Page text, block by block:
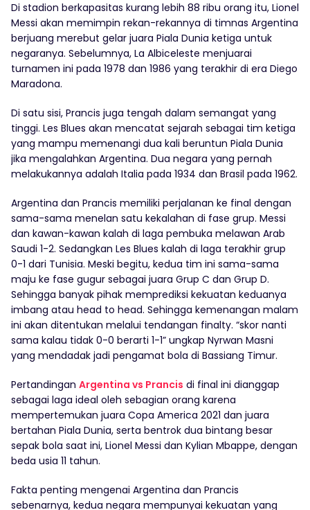
Di stadion berkapasitas kurang lebih 88 ribu orang itu, Lionel
Messi akan memimpin rekan-rekannya di timnas Argentina
berjuang merebut gelar juara Piala Dunia ketiga untuk
negaranya. Sebelumnya, La Albiceleste menjuarai
turnamen ini pada 1978 dan 1986 yang terakhir di era Diego
Maradona.
Di satu sisi, Prancis juga tengah dalam semangat yang
tinggi. Les Blues akan mencatat sejarah sebagai tim ketiga
yang mampu memenangi dua kali beruntun Piala Dunia
jika mengalahkan Argentina. Dua negara yang pernah
melakukannya adalah Italia pada 1934 dan Brasil pada 1962.
Argentina dan Prancis memiliki perjalanan ke final dengan
sama-sama menelan satu kekalahan di fase grup. Messi
dan kawan-kawan kalah di laga pembuka melawan Arab
Saudi 1-2. Sedangkan Les Blues kalah di laga terakhir grup
0-1 dari Tunisia. Meski begitu, kedua tim ini sama-sama
maju ke fase gugur sebagai juara Grup C dan Grup D.
Sehingga banyak pihak memprediksi kekuatan keduanya
imbang atau head to head. Sehingga kemenangan malam
ini akan ditentukan melalui tendangan finalty. “skor nanti
sama kalau tidak 0-0 berarti 1-1” ungkap Nyrwan Masni
yang mendadak jadi pengamat bola di Bassiang Timur.
Pertandingan Argentina vs Prancis di final ini dianggap
sebagai laga ideal oleh sebagian orang karena
mempertemukan juara Copa America 2021 dan juara
bertahan Piala Dunia, serta bentrok dua bintang besar
sepak bola saat ini, Lionel Messi dan Kylian Mbappe, dengan
beda usia 11 tahun.
Fakta penting mengenai Argentina dan Prancis
sebenarnya, kedua negara mempunyai kekuatan yang